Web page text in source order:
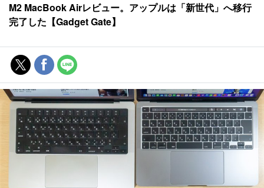
M2 MacBook Airレビュー。アップルは「新世代」へ移行
完了した【Gadget Gate】